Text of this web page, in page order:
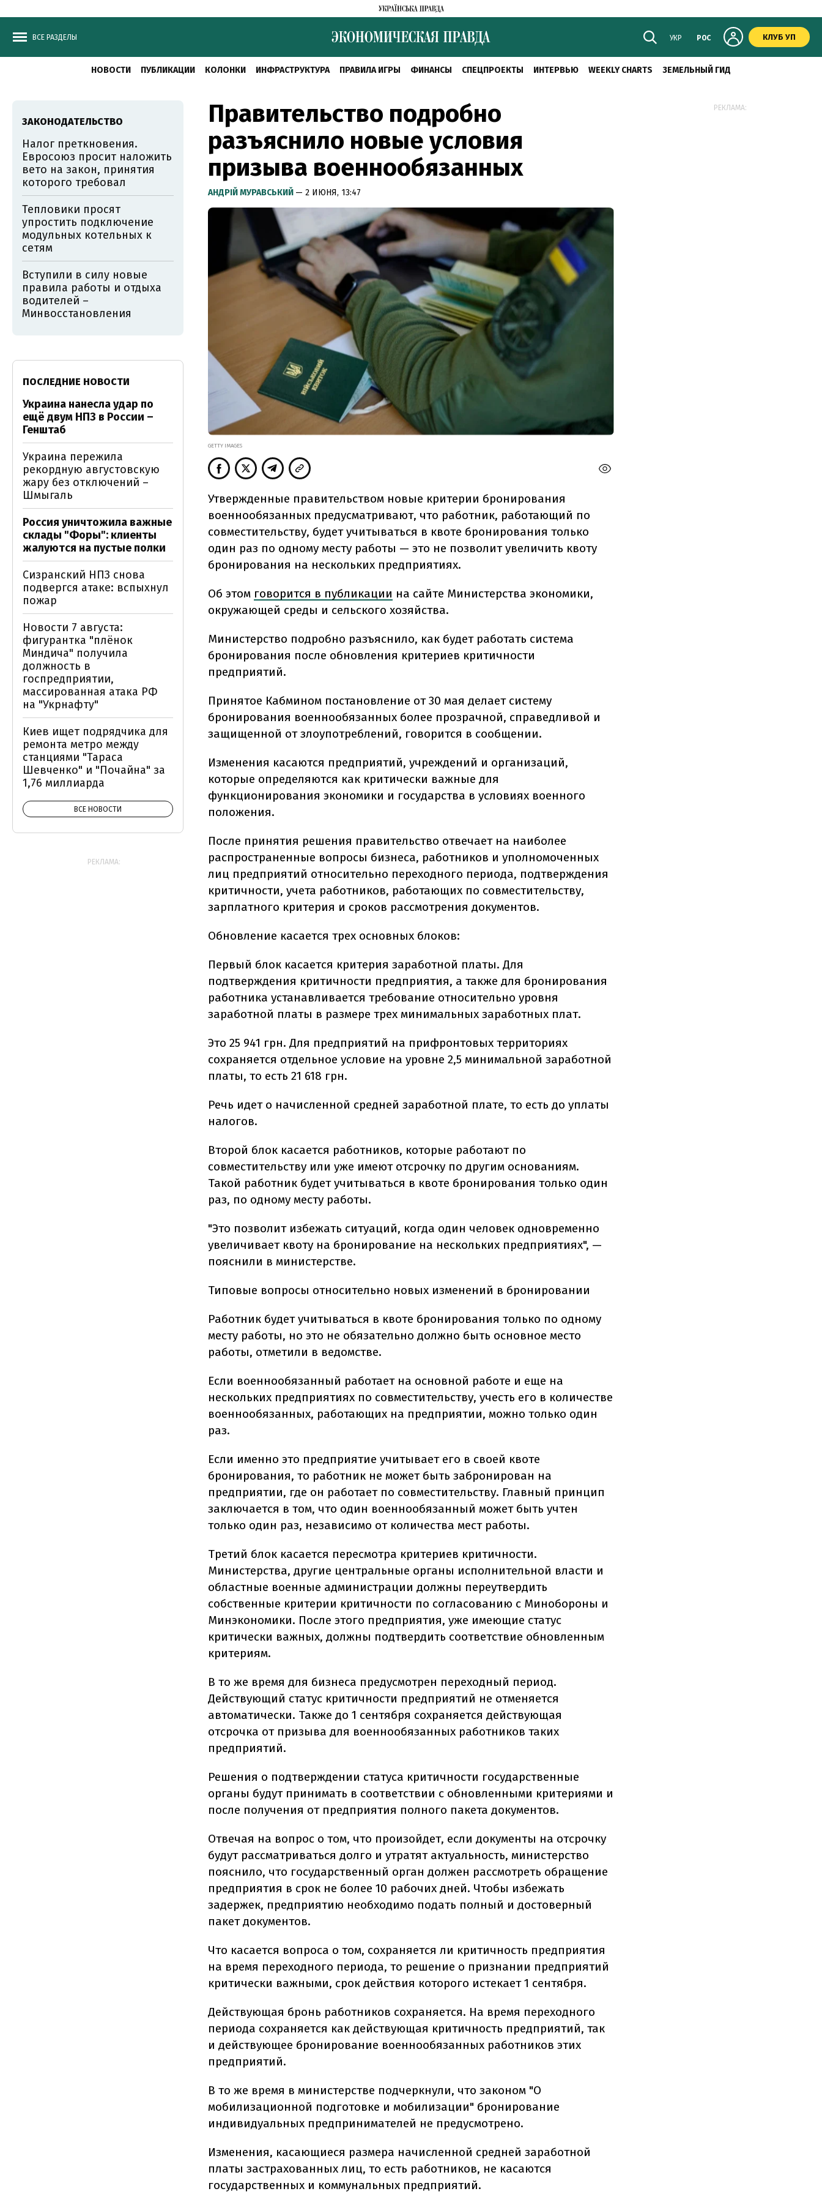
ВСЕ РАЗДЕЛЫ УКР РОС КЛУБ УП
НОВОСТИ ПУБЛИКАЦИИ КОЛОНКИ ИНФРАСТРУКТУРА ПРАВИЛА ИГРЫ ФИНАНСЫ СПЕЦПРОЕКТЫ ИНТЕРВЬЮ WEEKLY CHARTS ЗЕМЕЛЬНЫЙ ГИД
Правительство подробно
разъяснило новые условия
призыва военнообязанных
АНДРІЙ МУРАВСЬКИЙ — 2 ИЮНЯ, 13:47
GETTY IMAGES
Утвержденные правительством новые критерии бронирования
военнообязанных предусматривают, что работник, работающий по
совместительству, будет учитываться в квоте бронирования только
один раз по одному месту работы — это не позволит увеличить квоту
бронирования на нескольких предприятиях.
Об этом говорится в публикации на сайте Министерства экономики,
окружающей среды и сельского хозяйства.
Министерство подробно разъяснило, как будет работать система
бронирования после обновления критериев критичности
предприятий.
Принятое Кабмином постановление от 30 мая делает систему
бронирования военнообязанных более прозрачной, справедливой и
защищенной от злоупотреблений, говорится в сообщении.
Изменения касаются предприятий, учреждений и организаций,
которые определяются как критически важные для
функционирования экономики и государства в условиях военного
положения.
После принятия решения правительство отвечает на наиболее
распространенные вопросы бизнеса, работников и уполномоченных
лиц предприятий относительно переходного периода, подтверждения
критичности, учета работников, работающих по совместительству,
зарплатного критерия и сроков рассмотрения документов.
Обновление касается трех основных блоков:
Первый блок касается критерия заработной платы. Для
подтверждения критичности предприятия, а также для бронирования
работника устанавливается требование относительно уровня
заработной платы в размере трех минимальных заработных плат.
Это 25 941 грн. Для предприятий на прифронтовых территориях
сохраняется отдельное условие на уровне 2,5 минимальной заработной
платы, то есть 21 618 грн.
Речь идет о начисленной средней заработной плате, то есть до уплаты
налогов.
Второй блок касается работников, которые работают по
совместительству или уже имеют отсрочку по другим основаниям.
Такой работник будет учитываться в квоте бронирования только один
раз, по одному месту работы.
"Это позволит избежать ситуаций, когда один человек одновременно
увеличивает квоту на бронирование на нескольких предприятиях", —
пояснили в министерстве.
Типовые вопросы относительно новых изменений в бронировании
Работник будет учитываться в квоте бронирования только по одному
месту работы, но это не обязательно должно быть основное место
работы, отметили в ведомстве.
Если военнообязанный работает на основной работе и еще на
нескольких предприятиях по совместительству, учесть его в количестве
военнообязанных, работающих на предприятии, можно только один
раз.
Если именно это предприятие учитывает его в своей квоте
бронирования, то работник не может быть забронирован на
предприятии, где он работает по совместительству. Главный принцип
заключается в том, что один военнообязанный может быть учтен
только один раз, независимо от количества мест работы.
Третий блок касается пересмотра критериев критичности.
Министерства, другие центральные органы исполнительной власти и
областные военные администрации должны переутвердить
собственные критерии критичности по согласованию с Минобороны и
Минэкономики. После этого предприятия, уже имеющие статус
критически важных, должны подтвердить соответствие обновленным
критериям.
В то же время для бизнеса предусмотрен переходный период.
Действующий статус критичности предприятий не отменяется
автоматически. Также до 1 сентября сохраняется действующая
отсрочка от призыва для военнообязанных работников таких
предприятий.
Решения о подтверждении статуса критичности государственные
органы будут принимать в соответствии с обновленными критериями и
после получения от предприятия полного пакета документов.
Отвечая на вопрос о том, что произойдет, если документы на отсрочку
будут рассматриваться долго и утратят актуальность, министерство
пояснило, что государственный орган должен рассмотреть обращение
предприятия в срок не более 10 рабочих дней. Чтобы избежать
задержек, предприятию необходимо подать полный и достоверный
пакет документов.
Что касается вопроса о том, сохраняется ли критичность предприятия
на время переходного периода, то решение о признании предприятий
критически важными, срок действия которого истекает 1 сентября.
Действующая бронь работников сохраняется. На время переходного
периода сохраняется как действующая критичность предприятий, так
и действующее бронирование военнообязанных работников этих
предприятий.
В то же время в министерстве подчеркнули, что законом "О
мобилизационной подготовке и мобилизации" бронирование
индивидуальных предпринимателей не предусмотрено.
Изменения, касающиеся размера начисленной средней заработной
платы застрахованных лиц, то есть работников, не касаются
государственных и коммунальных предприятий.
ЗАКОНОДАТЕЛЬСТВО
Налог преткновения.
Евросоюз просит наложить
вето на закон, принятия
которого требовал
Тепловики просят
упростить подключение
модульных котельных к
сетям
Вступили в силу новые
правила работы и отдыха
водителей –
Минвосстановления
ПОСЛЕДНИЕ НОВОСТИ
Украина нанесла удар по
ещё двум НПЗ в России –
Генштаб
Украина пережила
рекордную августовскую
жару без отключений –
Шмыгаль
Россия уничтожила важные
склады "Форы": клиенты
жалуются на пустые полки
Сизранский НПЗ снова
подвергся атаке: вспыхнул
пожар
Новости 7 августа:
фигурантка "плёнок
Миндича" получила
должность в
госпредприятии,
массированная атака РФ
на "Укрнафту"
Киев ищет подрядчика для
ремонта метро между
станциями "Тараса
Шевченко" и "Почайна" за
1,76 миллиарда
ВСЕ НОВОСТИ
РЕКЛАМА:
РЕКЛАМА: